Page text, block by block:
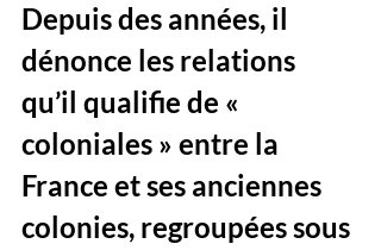
Depuis des années, il
dénonce les relations
qu’il qualifie de «
coloniales » entre la
France et ses anciennes
colonies, regroupées sous